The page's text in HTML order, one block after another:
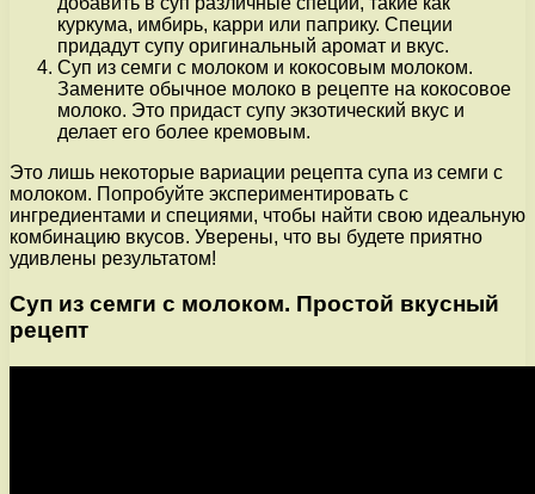
куркума, имбирь, карри или паприку. Специи
придадут супу оригинальный аромат и вкус.
Суп из семги с молоком и кокосовым молоком.
Замените обычное молоко в рецепте на кокосовое
молоко. Это придаст супу экзотический вкус и
делает его более кремовым.
Это лишь некоторые вариации рецепта супа из семги с
молоком. Попробуйте экспериментировать с
ингредиентами и специями, чтобы найти свою идеальную
комбинацию вкусов. Уверены, что вы будете приятно
удивлены результатом!
Суп из семги с молоком. Простой вкусный
рецепт